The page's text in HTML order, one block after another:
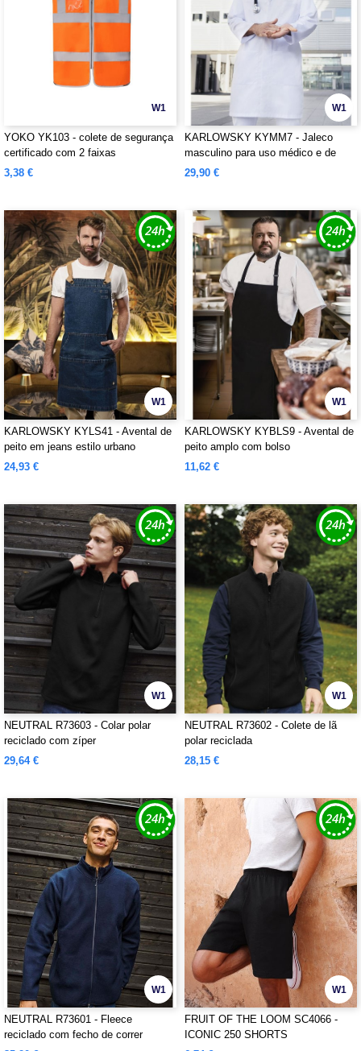
W1
YOKO YK103 - colete de segurança
certificado com 2 faixas
3,38 €
W1
KARLOWSKY KYMM7 - Jaleco
masculino para uso médico e de
laboratório
29,90 €
W1
KARLOWSKY KYLS41 - Avental de
peito em jeans estilo urbano
24,93 €
W1
KARLOWSKY KYBLS9 - Avental de
peito amplo com bolso
11,62 €
W1
NEUTRAL R73603 - Colar polar
reciclado com zíper
29,64 €
W1
NEUTRAL R73602 - Colete de lã
polar reciclada
28,15 €
W1
NEUTRAL R73601 - Fleece
reciclado com fecho de correr
W1
FRUIT OF THE LOOM SC4066 -
ICONIC 250 SHORTS